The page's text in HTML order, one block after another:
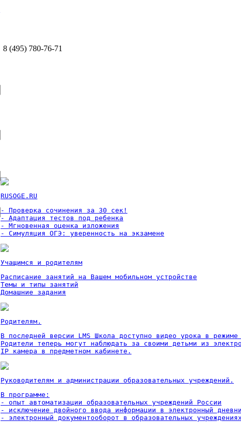
8 (495) 780-76-71
RUSOGE.RU
- Проверка сочинения за 30 сек!
- Адаптация тестов под ребенка
- Мгновенная оценка изложения
- Симуляция ОГЭ: уверенность на экзамене
Учащимся и родителям
Расписание занятий на Вашем мобильном устройстве
Темы и типы занятий
Домашние задания
Родителям.
В последней версии LMS Школа доступно видео урока в
Родители теперь могут наблюдать за своими детьми из
IP камера в предметном кабинете.
Руководителям и администрации образовательных учреждений.
В программе:
- опыт автоматизации образовательных учреждений России
- исключение двойного ввода информации в электронный
- электронный документооборот в образовательных учреждениях